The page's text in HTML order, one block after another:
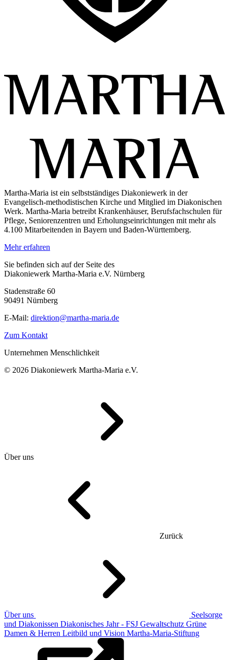
Martha-Maria ist ein selbstständiges Diakoniewerk in der
Evangelisch-methodistischen Kirche und Mitglied im Diakonischen
Werk. Martha-Maria betreibt Krankenhäuser, Berufsfachschulen für
Pflege, Seniorenzentren und Erholungseinrichtungen mit mehr als
4.100 Mitarbeitenden in Bayern und Baden-Württemberg.
Mehr erfahren
Sie befinden sich auf der Seite des
Diakoniewerk Martha-Maria e.V. Nürnberg
Stadenstraße 60
90491 Nürnberg
E-Mail: direktion@martha-maria.de
Zum Kontakt
Unternehmen Menschlichkeit
© 2026 Diakoniewerk Martha-Maria e.V.
Über uns
Zurück
Über uns
Seelsorge
und Diakonissen Diakonisches Jahr - FSJ Gewaltschutz Grüne
Damen & Herren Leitbild und Vision Martha-Maria-Stiftung